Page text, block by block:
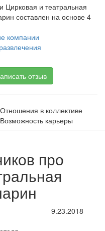
Цирковая и театральная
составлен на основе 4
компании
отзыв
Отношения в коллективе
Возможность карьеры
про
9.23.2018